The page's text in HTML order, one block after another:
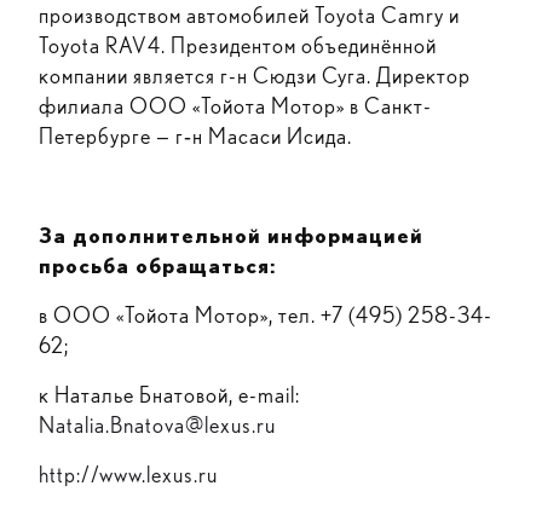
производством автомобилей Toyota Camry и
Toyota RAV4. Президентом объединённой
компании является г-н Сюдзи Суга. Директор
филиала ООО «Тойота Мотор» в Санкт-
Петербурге — г‑н Масаси Исида.
За дополнительной информацией
просьба обращаться:
в ООО «Тойота Мотор», тел. +7 (495) 258-34-
62;
к Наталье Бнатовой, e-mail:
Natalia.Bnatova@lexus.ru
http://www.lexus.ru